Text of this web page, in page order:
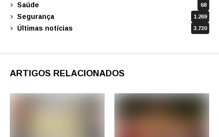
Saúde 68
Segurança 1.269
Últimas notícias 3.730
ARTIGOS RELACIONADOS